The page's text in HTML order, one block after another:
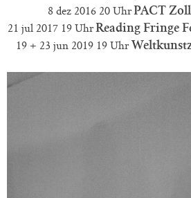
8 dez 2016 20 UhrPACT
21 jul 2017 19 UhrReading Fringe
19 + 23 jun 2019 19 Uhr